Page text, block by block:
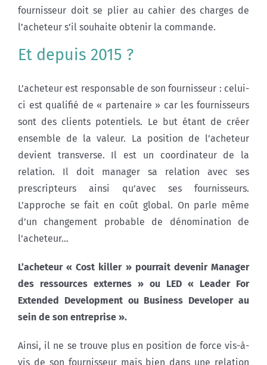
fournisseur doit se plier au cahier des charges de
l’acheteur s’il souhaite obtenir la commande.
Et depuis 2015 ?
L’acheteur est responsable de son fournisseur : celui-
ci est qualifié de « partenaire » car les fournisseurs
sont des clients potentiels. Le but étant de créer
ensemble de la valeur. La position de l’acheteur
devient transverse. Il est un coordinateur de la
relation. Il doit manager sa relation avec ses
prescripteurs ainsi qu’avec ses fournisseurs.
L’approche se fait en coût global. On parle même
d’un changement probable de dénomination de
l’acheteur…
L’acheteur « Cost killer » pourrait devenir Manager
des ressources externes » ou LED « Leader For
Extended Development ou Business Developer au
sein de son entreprise ».
Ainsi, il ne se trouve plus en position de force vis-à-
vis de son fournisseur mais bien dans une relation